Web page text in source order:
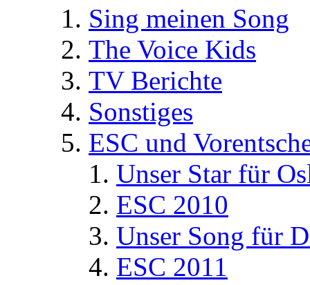
Sing meinen Song
The Voice Kids
TV Berichte
Sonstiges
ESC und
Unser Star für
ESC 2010
Unser Song für
ESC 2011